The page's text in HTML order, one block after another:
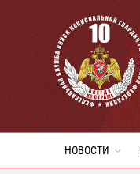
НОВОСТИ